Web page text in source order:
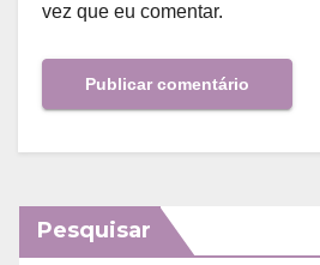
vez que eu comentar.
Pesquisar